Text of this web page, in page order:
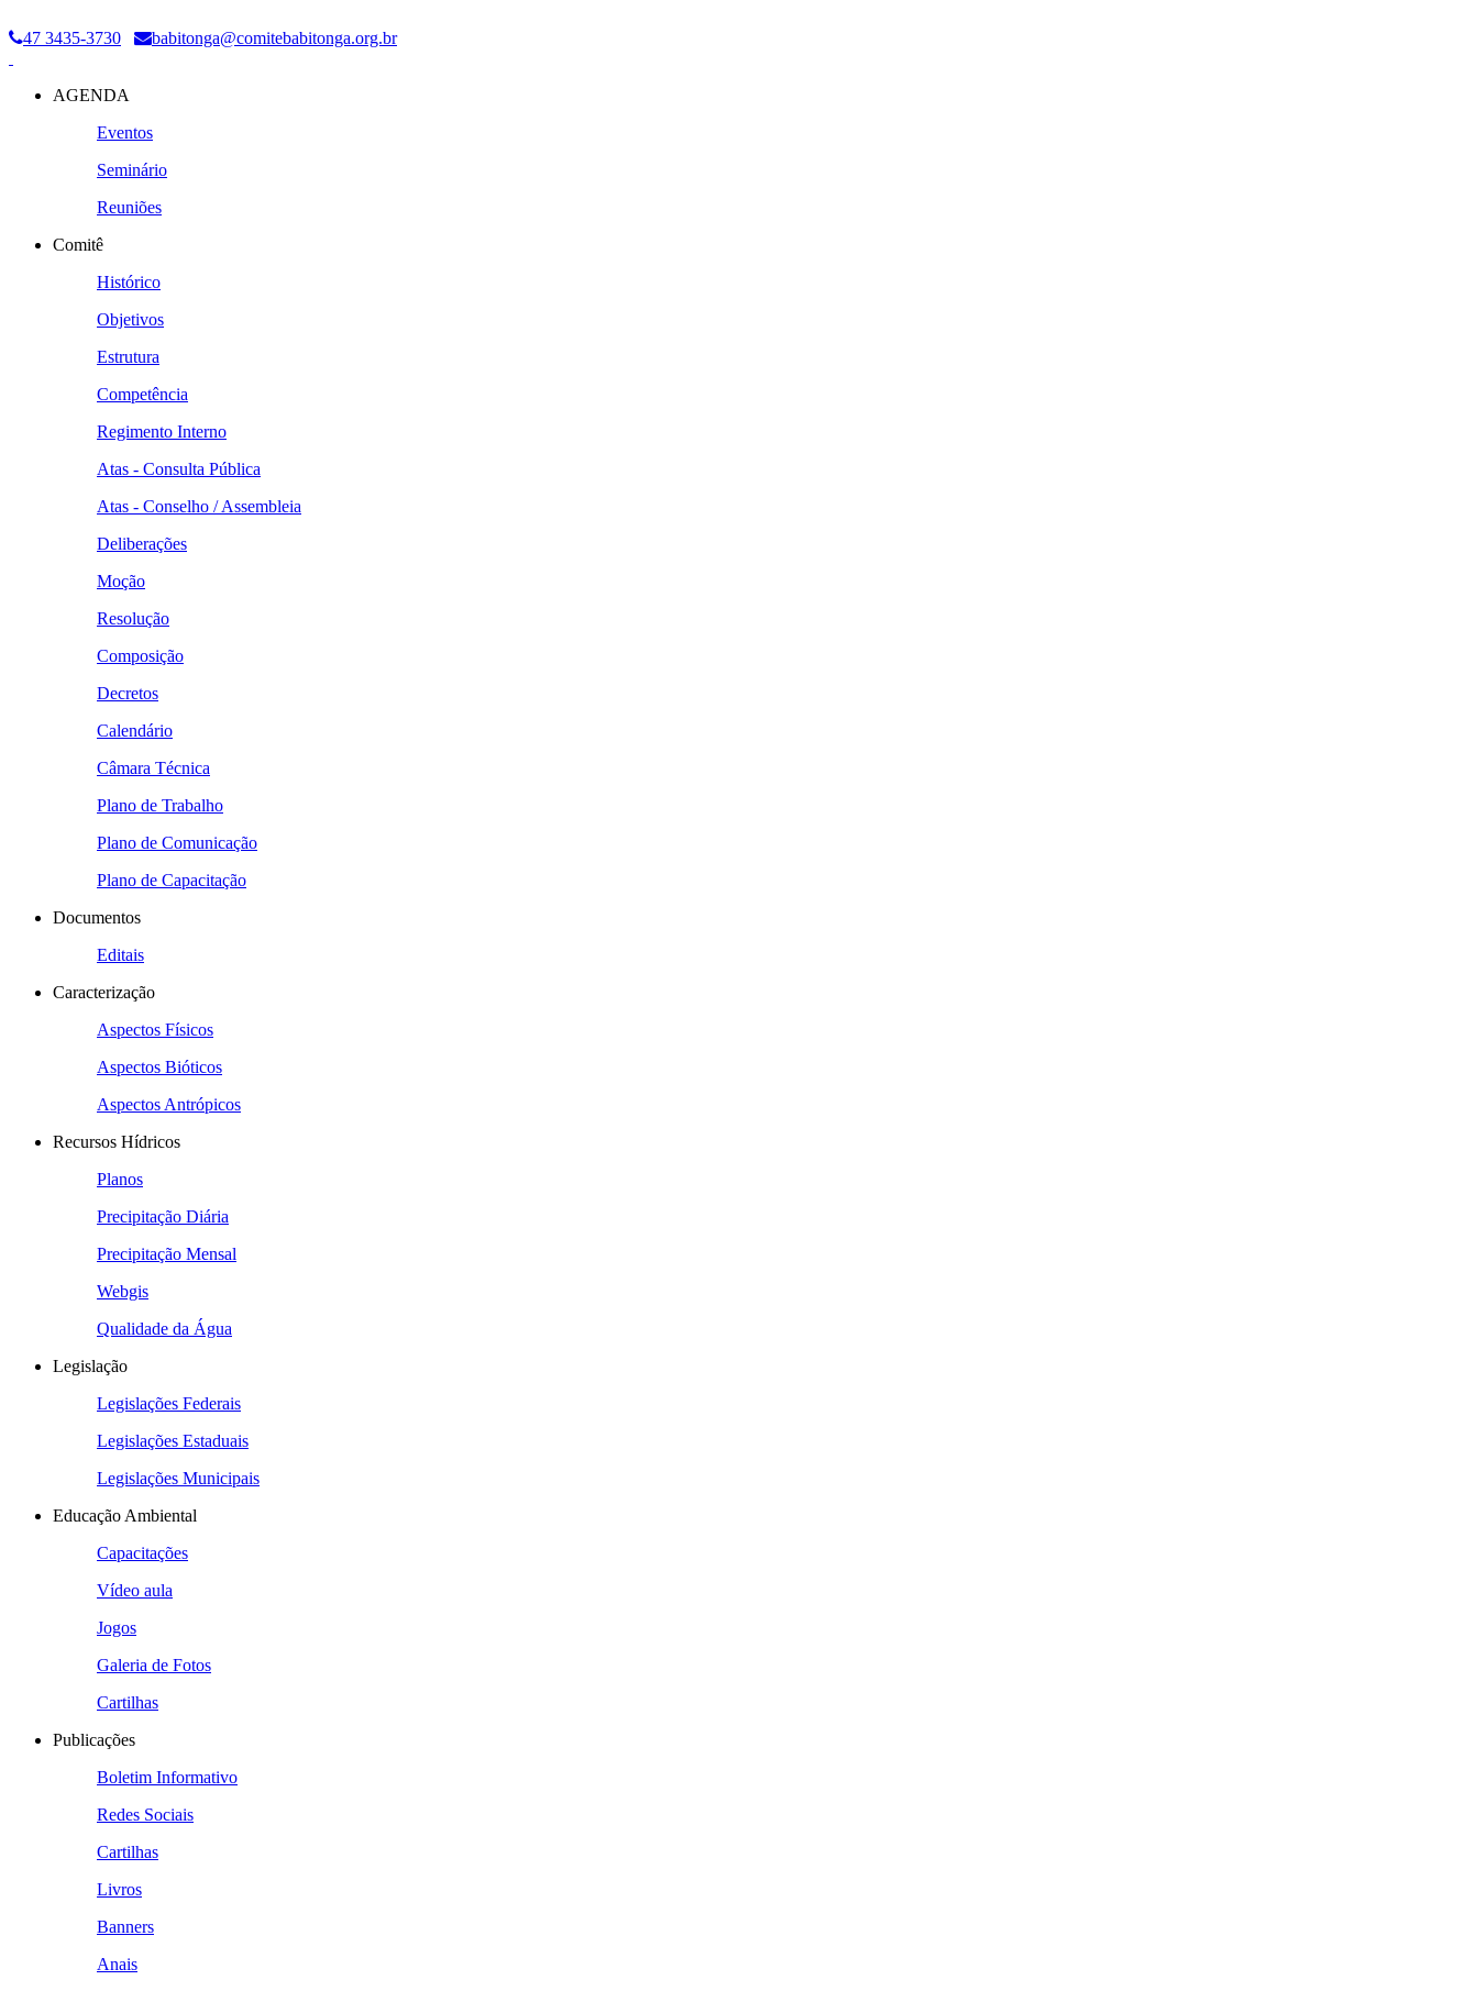
47 3435-3730 babitonga@comitebabitonga.org.br
AGENDA
Eventos
Seminário
Reuniões
Comitê
Histórico
Objetivos
Estrutura
Competência
Regimento Interno
Atas - Consulta Pública
Atas - Conselho / Assembleia
Deliberações
Moção
Resolução
Composição
Decretos
Calendário
Câmara Técnica
Plano de Trabalho
Plano de Comunicação
Plano de Capacitação
Documentos
Editais
Caracterização
Aspectos Físicos
Aspectos Bióticos
Aspectos Antrópicos
Recursos Hídricos
Planos
Precipitação Diária
Precipitação Mensal
Webgis
Qualidade da Água
Legislação
Legislações Federais
Legislações Estaduais
Legislações Municipais
Educação Ambiental
Capacitações
Vídeo aula
Jogos
Galeria de Fotos
Cartilhas
Publicações
Boletim Informativo
Redes Sociais
Cartilhas
Livros
Banners
Anais